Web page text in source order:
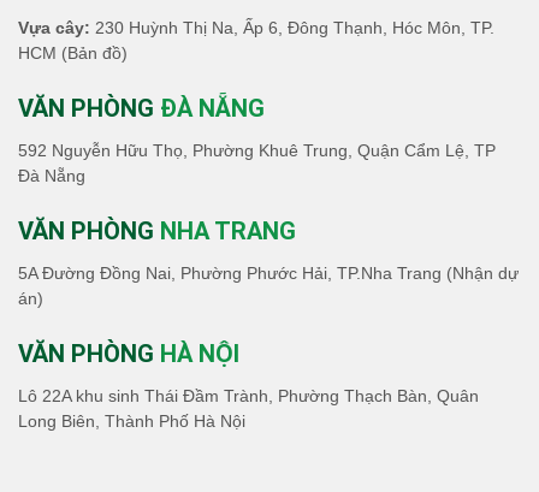
Vựa cây: 230 Huỳnh Thị Na, Ấp 6, Đông Thạnh, Hóc Môn, TP.
HCM (Bản đồ)
VĂN PHÒNG ĐÀ NẴNG
592 Nguyễn Hữu Thọ, Phường Khuê Trung, Quận Cẩm Lệ, TP
Đà Nẵng
VĂN PHÒNG NHA TRANG
5A Đường Đồng Nai, Phường Phước Hải, TP.Nha Trang (Nhận dự
án)
VĂN PHÒNG HÀ NỘI
Lô 22A khu sinh Thái Đầm Trành, Phường Thạch Bàn, Quân
Long Biên, Thành Phố Hà Nội